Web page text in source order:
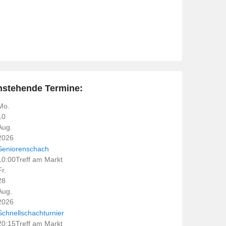
Termine:
Treff am Markt
Treff am Markt